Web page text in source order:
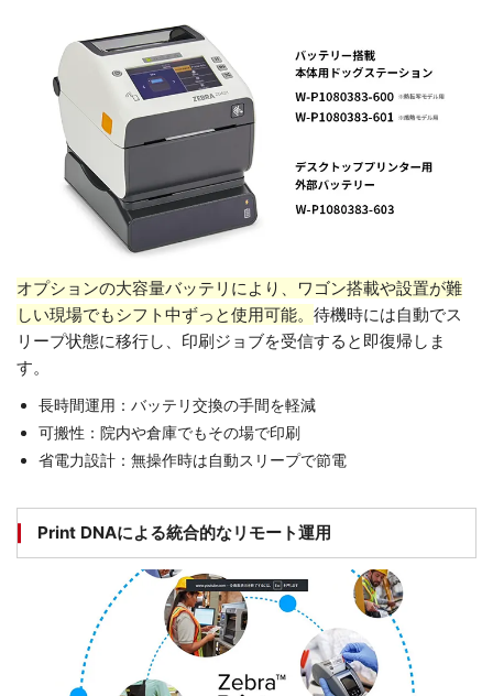
オプションの大容量バッテリにより、ワゴン搭載や設置が難
しい現場でもシフト中ずっと使用可能。 待機時には自動でス
リープ状態に移行し、印刷ジョブを受信すると即復帰しま
す。
長時間運用：バッテリ交換の手間を軽減
可搬性：院内や倉庫でもその場で印刷
省電力設計：無操作時は自動スリープで節電
Print DNAによる統合的なリモート運用